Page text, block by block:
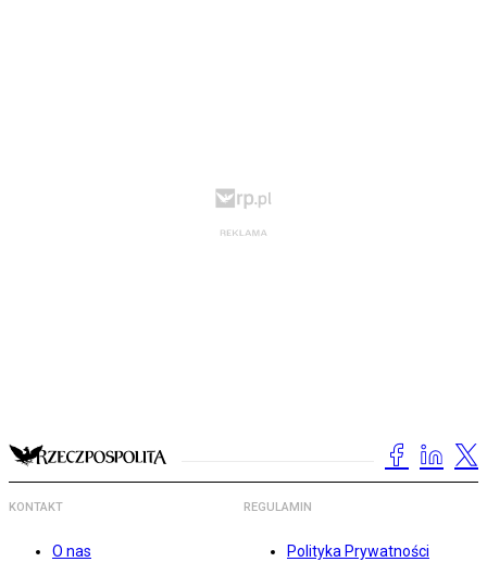
KONTAKT
O nas
REGULAMIN
Polityka Prywatności